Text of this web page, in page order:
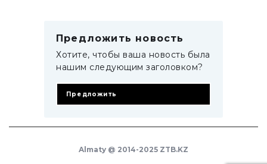
Предложить новость
Хотите, чтобы ваша новость была
нашим следующим заголовком?
Предложить
Almaty @ 2014-2025 ZTB.KZ